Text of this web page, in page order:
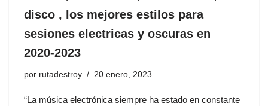
disco , los mejores estilos para
sesiones electricas y oscuras en
2020-2023
por rutadestroy 20 enero, 2023
“La música electrónica siempre ha estado en constante